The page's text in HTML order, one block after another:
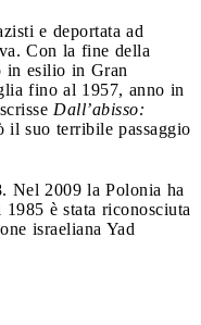
e deportata ad
Con la fine della
in esilio in Gran
fino al 1957, anno in
Dall’abisso:
il suo terribile passaggio
Nel 2009 la Polonia ha
è stata riconosciuta
israeliana Yad